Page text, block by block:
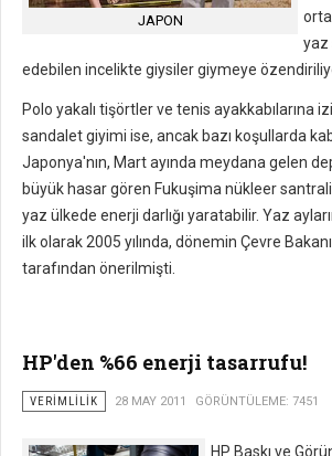
JAPON
yaz
edebilen incelikte giysiler giymeye
Polo yakalı tişörtler ve tenis ayakkabılarına
sandalet giyimi ise, ancak bazı koşullarda
Japonya'nın, Mart ayında meydana gelen
büyük hasar gören Fukuşima nükleer
yaz ülkede enerji darlığı yaratabilir. Yaz
ilk olarak 2005 yılında, dönemin Çevre
tarafından önerilmişti.
HP'den %66 enerji tasarrufu!
VERIMLILIK 28 MAY 2011 GÖRÜNTÜLEME: 7451
HP Baskı ve